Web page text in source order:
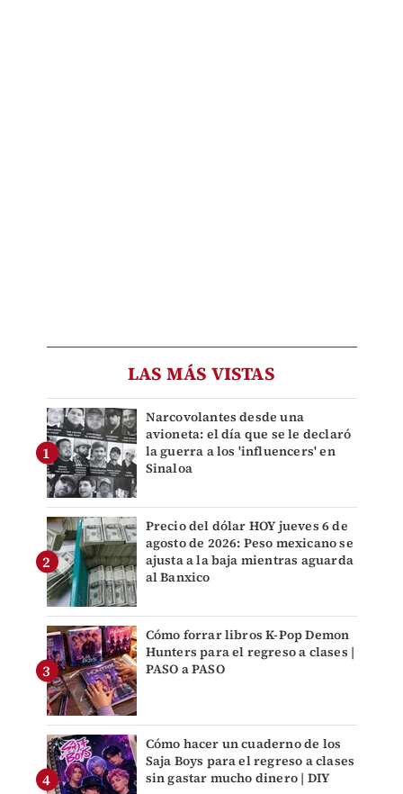
LAS MÁS VISTAS
Narcovolantes desde una
avioneta: el día que se le declaró
la guerra a los 'influencers' en
Sinaloa
Precio del dólar HOY jueves 6 de
agosto de 2026: Peso mexicano se
ajusta a la baja mientras aguarda
al Banxico
Cómo forrar libros K-Pop Demon
Hunters para el regreso a clases |
PASO a PASO
Cómo hacer un cuaderno de los
Saja Boys para el regreso a clases
sin gastar mucho dinero | DIY